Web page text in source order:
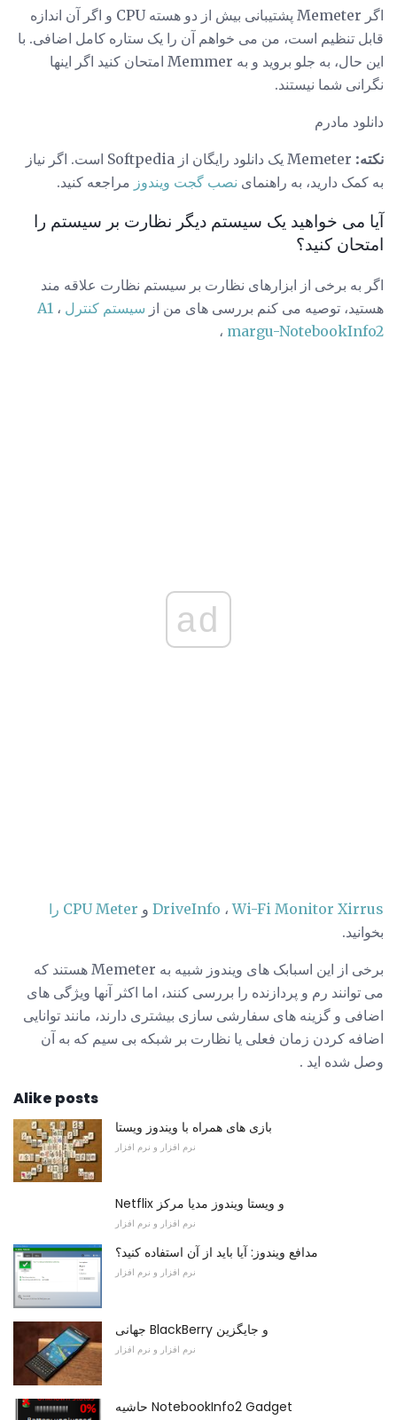
اگر Memeter پشتیبانی بیش از دو هسته CPU و اگر آن اندازه
قابل تنظیم است، من می خواهم آن را یک ستاره کامل اضافی. با
این حال، به جلو بروید و به Memmer امتحان کنید اگر اینها
نگرانی شما نیستند.
دانلود مادرم
نکته:
Memeter یک دانلود رایگان از Softpedia است. اگر نیاز
به کمک دارید، به راهنمای نصب گجت ویندوز مراجعه کنید.
آیا می خواهید یک سیستم دیگر نظارت بر سیستم را
امتحان کنید؟
اگر به برخی از ابزارهای نظارت بر سیستم نظارت علاقه مند
هستید، توصیه می کنم بررسی های من از سیستم کنترل A1 ،
margu-NotebookInfo2 ،
ad
DriveInfo ،Wi-Fi Monitor Xirrus و CPU Meter را
بخوانید.
برخی از این اسبابک های ویندوز شبیه به Memeter هستند که
می توانند رم و پردازنده را بررسی کنند، اما اکثر آنها ویژگی های
اضافی و گزینه های سفارشی سازی بیشتری دارند، مانند توانایی
اضافه کردن زمان فعلی یا نظارت بر شبکه بی سیم که به آن
وصل شده اید .
Alike posts
بازی های همراه با ویندوز ویستا
نرم افزار و نرم افزار
Netflix و ویستا ویندوز مدیا مرکز
نرم افزار و نرم افزار
مدافع ویندوز: آیا باید از آن استفاده کنید؟
نرم افزار و نرم افزار
جهانی BlackBerry و جایگزین
نرم افزار و نرم افزار
حاشیه NotebookInfo2 Gadget